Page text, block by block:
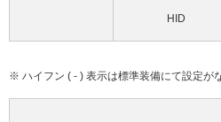
HID
※ ハイフン ( - ) 表示は標準装備にて設定が